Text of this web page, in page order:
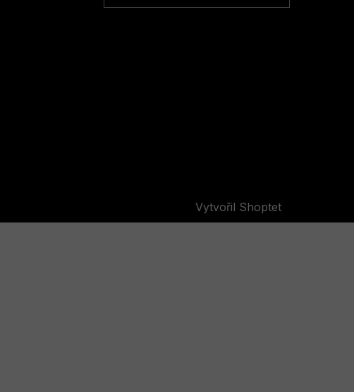
Vytvořil Shoptet